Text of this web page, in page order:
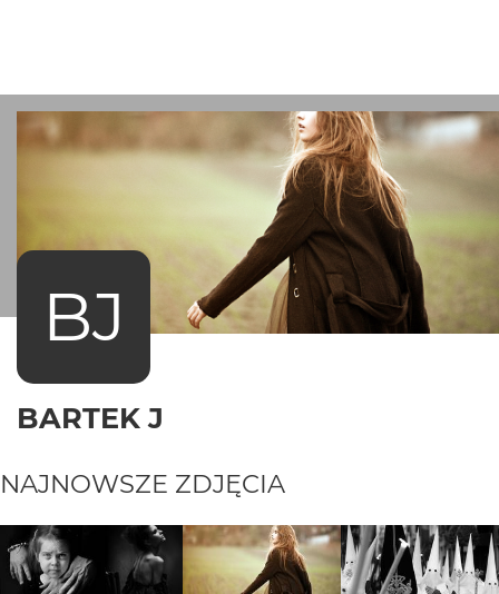
BJ
BARTEK J
NAJNOWSZE ZDJĘCIA